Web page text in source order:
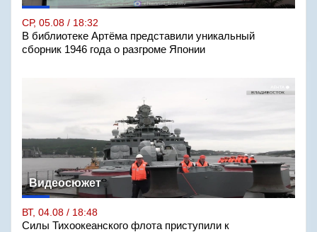
СР, 05.08 / 18:32
В библиотеке Артёма представили уникальный
сборник 1946 года о разгроме Японии
Видеосюжет
ВТ, 04.08 / 18:48
Силы Тихоокеанского флота приступили к